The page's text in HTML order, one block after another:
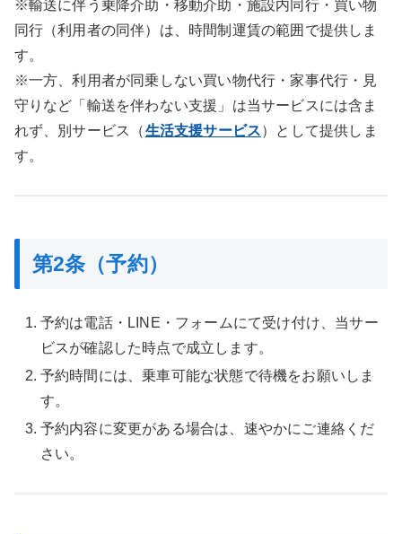
※輸送に伴う乗降介助・移動介助・施設内同行・買い物
同行（利用者の同伴）は、時間制運賃の範囲で提供しま
す。
※一方、利用者が同乗しない買い物代行・家事代行・見
守りなど「輸送を伴わない支援」は当サービスには含ま
れず、別サービス（生活支援サービス）として提供しま
す。
第2条（予約）
予約は電話・LINE・フォームにて受け付け、当サー
ビスが確認した時点で成立します。
予約時間には、乗車可能な状態で待機をお願いしま
す。
予約内容に変更がある場合は、速やかにご連絡くだ
さい。